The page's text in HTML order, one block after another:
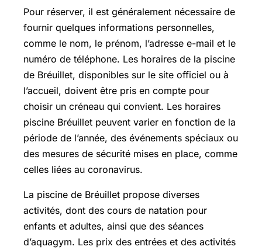
Pour réserver, il est généralement nécessaire de
fournir quelques informations personnelles,
comme le nom, le prénom, l’adresse e-mail et le
numéro de téléphone. Les horaires de la piscine
de Bréuillet, disponibles sur le site officiel ou à
l’accueil, doivent être pris en compte pour
choisir un créneau qui convient. Les horaires
piscine Bréuillet peuvent varier en fonction de la
période de l’année, des événements spéciaux ou
des mesures de sécurité mises en place, comme
celles liées au coronavirus.
La piscine de Bréuillet propose diverses
activités, dont des cours de natation pour
enfants et adultes, ainsi que des séances
d’aquagym. Les prix des entrées et des activités